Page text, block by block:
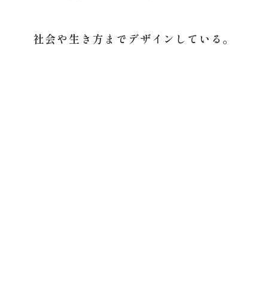
社会や生き方までデザインしている。